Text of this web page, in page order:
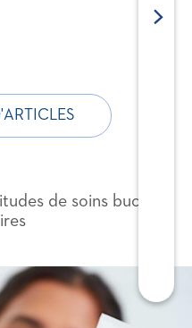
Next
de soins bucco-